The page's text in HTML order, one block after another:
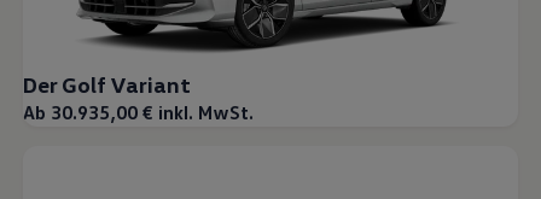
Der Golf Variant
Ab 30.935,00 € inkl. MwSt.